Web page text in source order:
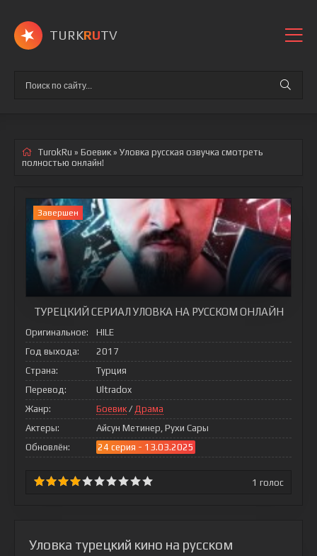
TURKRUTV
TurokRu » Боевик» Уловка русская озвучка смотреть
полностью онлайн!
Завершен
ТУРЕЦКИЙ СЕРИАЛ УЛОВКА НА РУССКОМ ОНЛАЙН
Оригинальное:
HILE
Год выхода:
2017
Страна:
Турция
Перевод:
Ultradox
Жанр:
Боевик/ Драма
Актеры:
Айсун Метинер, Рухи Сары
Обновлён:
24 серия - 13.03.2025
1 голос
Уловка турецкий кино на русском